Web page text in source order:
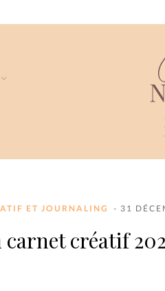
ET JOURNALING - 31
carnet créatif